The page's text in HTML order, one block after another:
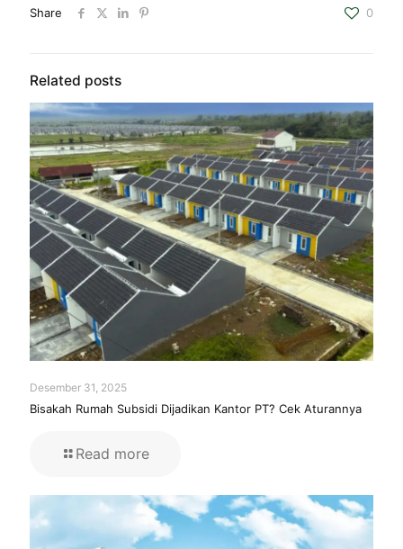
Share 0
Related posts
Desember 31, 2025
Bisakah Rumah Subsidi Dijadikan Kantor PT? Cek Aturannya
Read more